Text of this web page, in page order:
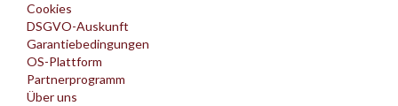
Cookies
DSGVO-Auskunft
Garantiebedingungen
OS-Plattform
Partnerprogramm
Über uns